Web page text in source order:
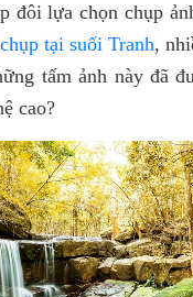
đôi lựa chọn chụp
tại suối Tranh,
tấm ảnh này đã
cao?